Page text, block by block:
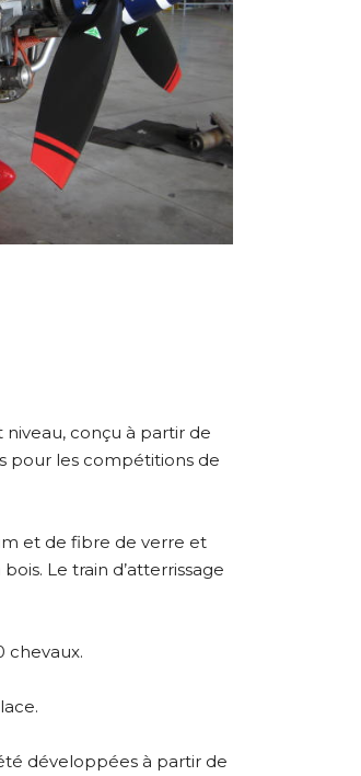
conçu à partir de
pour les compétitions de
et de fibre de verre et
Le train d’atterrissage
chevaux.
développées à partir de